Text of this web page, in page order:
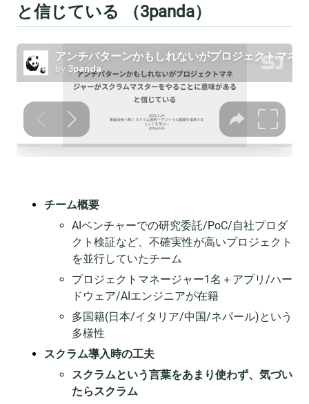
と信じている （3panda）
チーム概要
AIベンチャーでの研究委託/PoC/自社プロダ
クト検証など、不確実性が高いプロジェクト
を並行していたチーム
プロジェクトマネージャー1名＋アプリ/ハー
ドウェア/AIエンジニアが在籍
多国籍(日本/イタリア/中国/ネパール)という
多様性
スクラム導入時の工夫
スクラムという言葉をあまり使わず、気づい
たらスクラム